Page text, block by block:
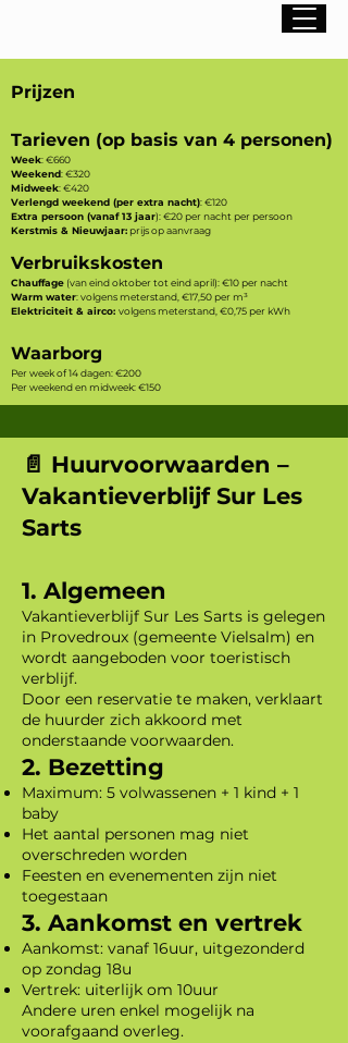
Prijzen
Tarieven (op basis van 4 personen)
Week: €660
Weekend: €320
Midweek: €420
Verlengd weekend (per extra nacht): €120
Extra persoon (vanaf 13 jaar): €20 per nacht per persoon
Kerstmis & Nieuwjaar:prijs op aanvraag
Verbruikskosten
Chauffage (van eind oktober tot eind april): €10 per nacht
Warm water: volgens meterstand, €17,50 per m³
Elektriciteit & airco: volgens meterstand, €0,75 per kWh
Waarborg
Per week of 14 dagen: €200
Per weekend en midweek: €150
📄 Huurvoorwaarden –
Vakantieverblijf Sur Les
Sarts
1. Algemeen
Vakantieverblijf Sur Les Sarts is gelegen
in Provedroux (gemeente Vielsalm) en
wordt aangeboden voor toeristisch
verblijf.
Door een reservatie te maken, verklaart
de huurder zich akkoord met
onderstaande voorwaarden.
2. Bezetting
Maximum: 5 volwassenen + 1 kind + 1
baby
Het aantal personen mag niet
overschreden worden
Feesten en evenementen zijn niet
toegestaan
3. Aankomst en vertrek
Aankomst: vanaf 16uur, uitgezonderd
op zondag 18u
Vertrek: uiterlijk om 10uur
Andere uren enkel mogelijk na
voorafgaand overleg.